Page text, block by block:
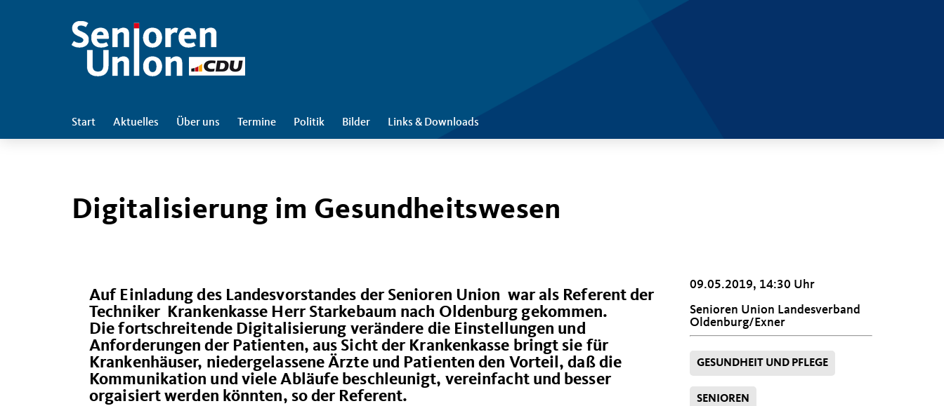
Start Aktuelles Über uns Termine Politik Bilder Links & Downloads
Digitalisierung im Gesundheitswesen
Auf Einladung des Landesvorstandes der Senioren Union war als Referent der
Techniker Krankenkasse Herr Starkebaum nach Oldenburg gekommen.
Die fortschreitende Digitalisierung verändere die Einstellungen und
Anforderungen der Patienten, aus Sicht der Krankenkasse bringt sie für
Krankenhäuser, niedergelassene Ärzte und Patienten den Vorteil, daß die
Kommunikation und viele Abläufe beschleunigt, vereinfacht und besser
orgaisiert werden könnten, so der Referent.
09.05.2019, 14:30 Uhr
Senioren Union Landesverband
Oldenburg/Exner
GESUNDHEIT UND PFLEGE
SENIOREN